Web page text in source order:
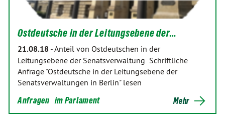
Ostdeutsche in der Leitungsebene der…
21.08.18 -Anteil von Ostdeutschen in der
Leitungsebene der Senatsverwaltung Schriftliche
Anfrage "Ostdeutsche in der Leitungsebene der
Senatsverwaltungen in Berlin" lesen
Anfragen im Parlament Mehr